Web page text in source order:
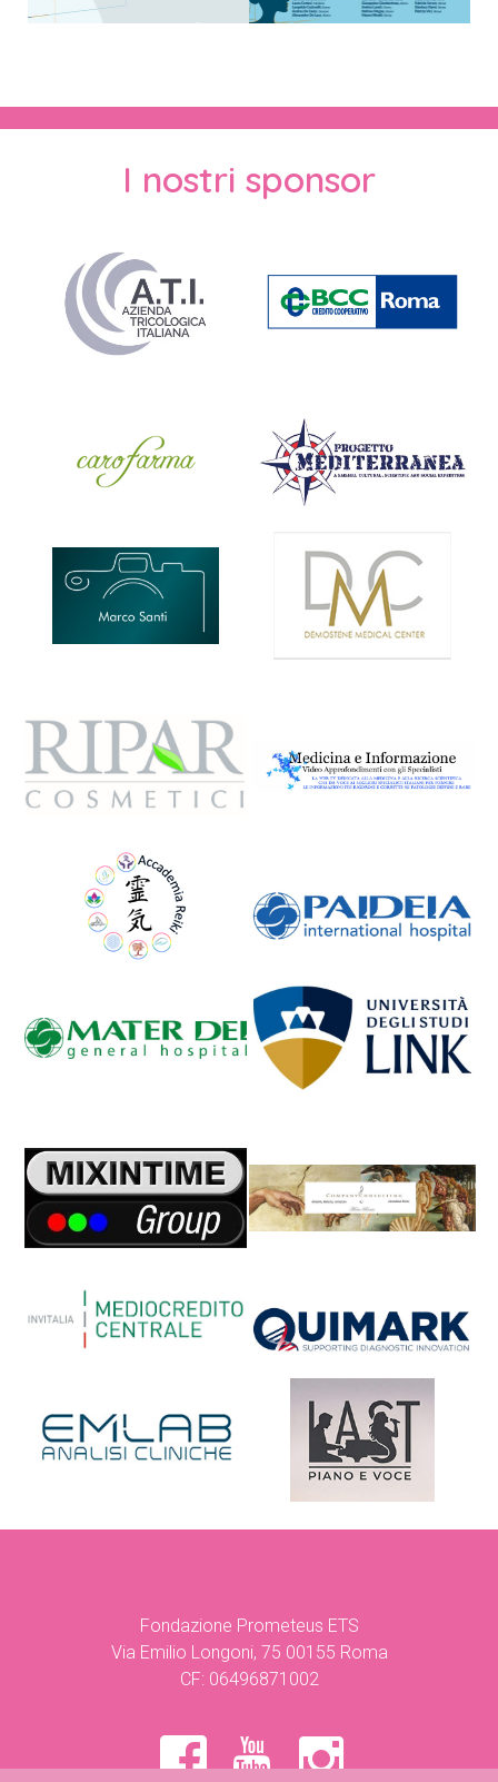
I nostri sponsor
Fondazione Prometeus ETS
Via Emilio Longoni, 75 00155 Roma
CF: 06496871002